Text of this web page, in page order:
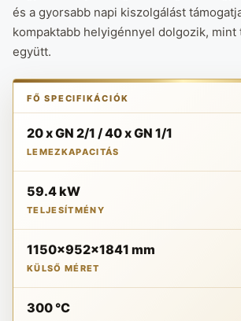
és a gyorsabb napi kiszolgálást
kompaktabb helyigénnyel dolgozik,
együtt.
FŐ SPECIFIKÁCIÓK
20 x GN 2/1 / 40 x GN 1/1
LEMEZKAPACITÁS
59.4 kW
TELJESÍTMÉNY
1150x952x1841 mm
KÜLSŐ MÉRET
300 °C